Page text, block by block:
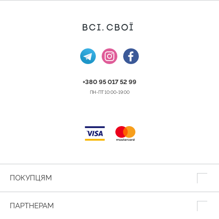
+380 95 017 52 99
ПН-ПТ 10:00-19:00
ПОКУПЦЯМ
ПАРТНЕРАМ